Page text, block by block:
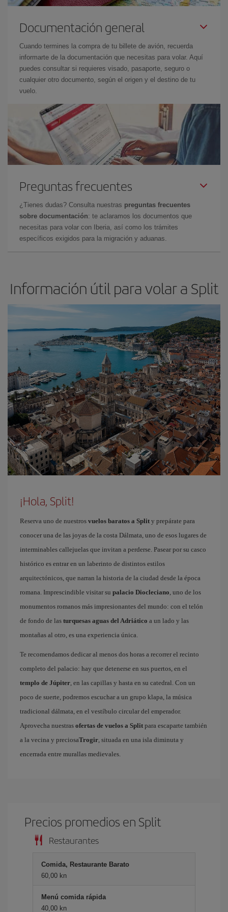
Documentación general
Cuando termines la compra de tu billete de avión, recuerda
informarte de la documentación que necesitas para volar. Aquí
puedes consultar si requieres visado, pasaporte, seguro o
cualquier otro documento, según el origen y el destino de tu
vuelo.
Preguntas frecuentes
¿Tienes dudas? Consulta nuestras preguntas frecuentes
sobre documentación: te aclaramos los documentos que
necesitas para volar con Iberia, así como los trámites
específicos exigidos para la migración y aduanas.
Información útil para volar a Split
¡Hola, Split!
Reserva uno de nuestros vuelos baratos a Split y prepárate para
conocer una de las joyas de la costa Dálmata, uno de esos lugares de
interminables callejuelas que invitan a perderse. Pasear por su casco
histórico es entrar en un laberinto de distintos estilos
arquitectónicos, que narran la historia de la ciudad desde la época
romana. Imprescindible visitar su palacio Diocleciano, uno de los
monumentos romanos más impresionantes del mundo: con el telón
de fondo de las turquesas aguas del Adriático a un lado y las
montañas al otro, es una experiencia única.
Te recomendamos dedicar al menos dos horas a recorrer el recinto
completo del palacio: hay que detenerse en sus puertos, en el
templo de Júpiter, en las capillas y hasta en su catedral. Con un
poco de suerte, podremos escuchar a un grupo klapa, la música
tradicional dálmata, en el vestíbulo circular del emperador.
Aprovecha nuestras ofertas de vuelos a Split para escaparte también
a la vecina y preciosaTrogir, situada en una isla diminuta y
encerrada entre murallas medievales.
Precios promedios en Split
Restaurantes
Comida, Restaurante Barato
60,00 kn
Menú comida rápida
40,00 kn